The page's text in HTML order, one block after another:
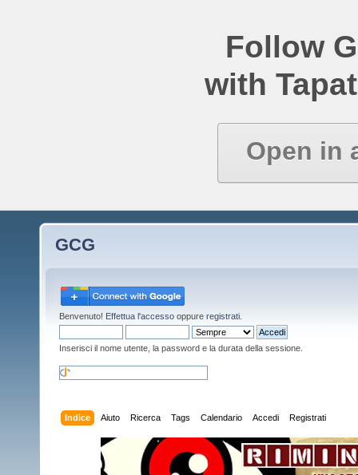
Follow
with
Open in
GCG
Benvenuto! Effettua l'accesso oppure registrati
Inserisci il nome utente, la password e la durata della sessione.
Indice Aiuto Ricerca Tags Calendario Accedi Registrati